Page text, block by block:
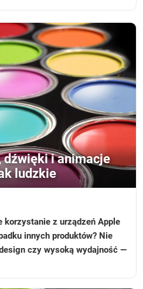
dźwięki i animacje
ludzkie
korzystanie z urządzeń Apple
innych produktów? Nie
czy wysoką wydajność —